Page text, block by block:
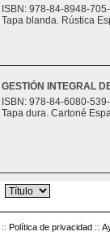
ISBN: 978-84-8948-
Tapa blanda. Rústica
GESTIÓN INTEGRAL
ISBN: 978-84-6080-
Tapa dura. Cartoné
:: Política de privacidad ::